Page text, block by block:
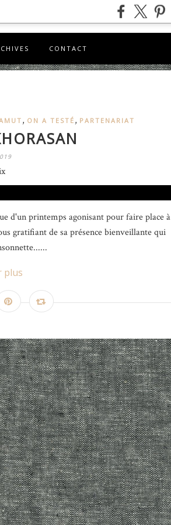
CONTACT
, ON A TESTÉ , PARTENARIAT
d'un printemps agonisant pour faire place à
gratifiant de sa présence bienveillante qui
plus